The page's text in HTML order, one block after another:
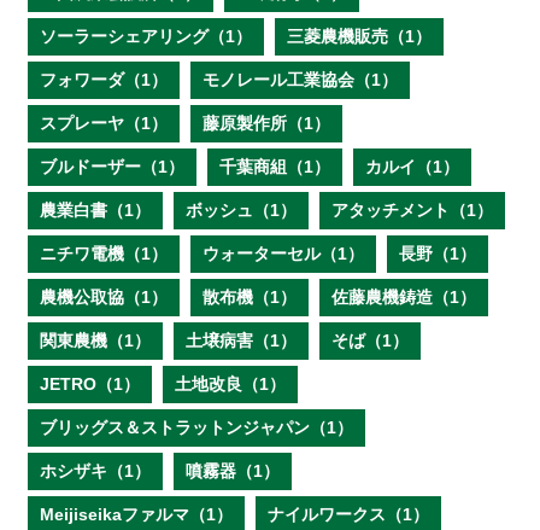
ソーラーシェアリング（1） 三菱農機販売（1）
フォワーダ（1） モノレール工業協会（1）
スプレーヤ（1） 藤原製作所（1）
ブルドーザー（1） 千葉商組（1） カルイ（1）
農業白書（1） ボッシュ（1） アタッチメント（1）
ニチワ電機（1） ウォーターセル（1） 長野（1）
農機公取協（1） 散布機（1） 佐藤農機鋳造（1）
関東農機（1） 土壌病害（1） そば（1）
JETRO（1） 土地改良（1）
ブリッグス＆ストラットンジャパン（1）
ホシザキ（1） 噴霧器（1）
Meijiseikaファルマ（1） ナイルワークス（1）